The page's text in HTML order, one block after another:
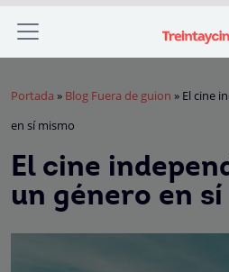
Portada » Blog Fuera de guion » El cine
en sí mismo
El cine
un género en